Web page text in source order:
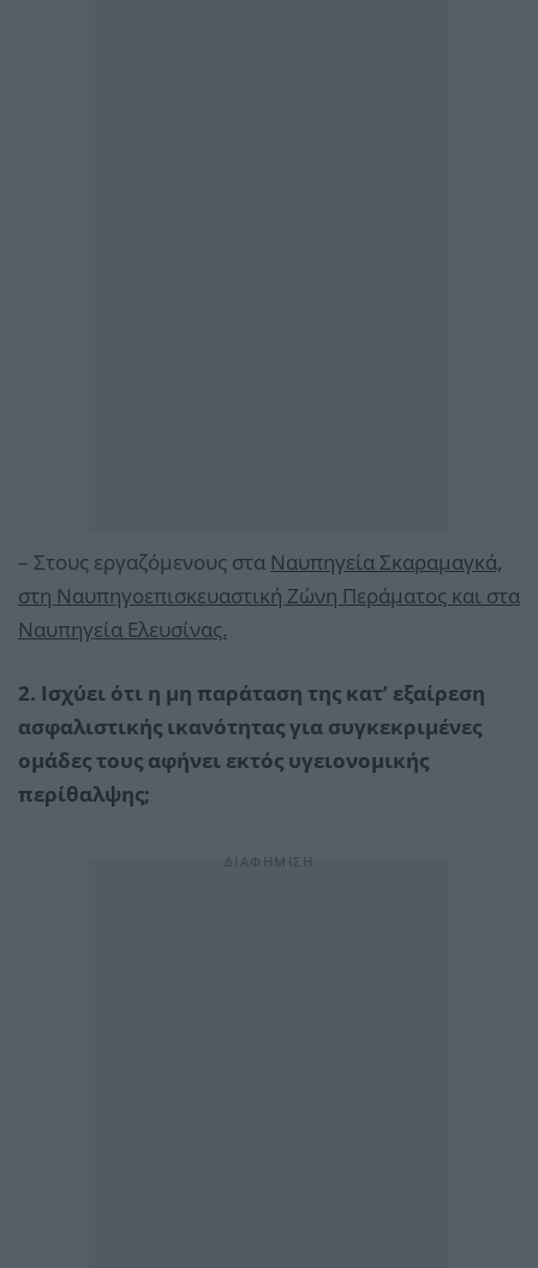
– Στους εργαζόμενους στα Ναυπηγεία Σκαραμαγκά,
στη Ναυπηγοεπισκευαστική Ζώνη Περάματος και στα
Ναυπηγεία Ελευσίνας.
2. Ισχύει ότι η μη παράταση της κατ’ εξαίρεση
ασφαλιστικής ικανότητας για συγκεκριμένες
ομάδες τους αφήνει εκτός υγειονομικής
περίθαλψης;